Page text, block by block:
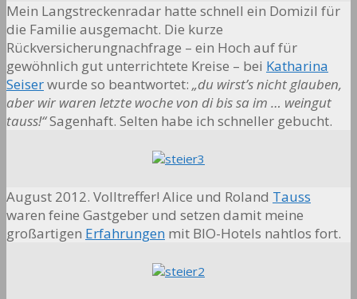
Mein Langstreckenradar hatte schnell ein Domizil für
die Familie ausgemacht. Die kurze
Rückversicherungnachfrage – ein Hoch auf für
gewöhnlich gut unterrichtete Kreise – bei Katharina
Seiserwurde so beantwortet: „du wirst’s nicht glauben,
aber wir waren letzte woche von di bis sa im … weingut
tauss!“Sagenhaft. Selten habe ich schneller gebucht.
August 2012. Volltreffer! Alice und Roland Tauss
waren feine Gastgeber und setzen damit meine
großartigen Erfahrungen mit BIO-Hotels nahtlos fort.